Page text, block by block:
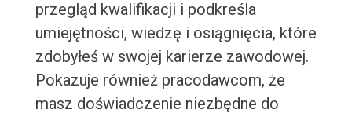
przegląd kwalifikacji i podkreśla
umiejętności, wiedzę i osiągnięcia, które
zdobyłeś w swojej karierze zawodowej.
Pokazuje również pracodawcom, że
masz doświadczenie niezbędne do